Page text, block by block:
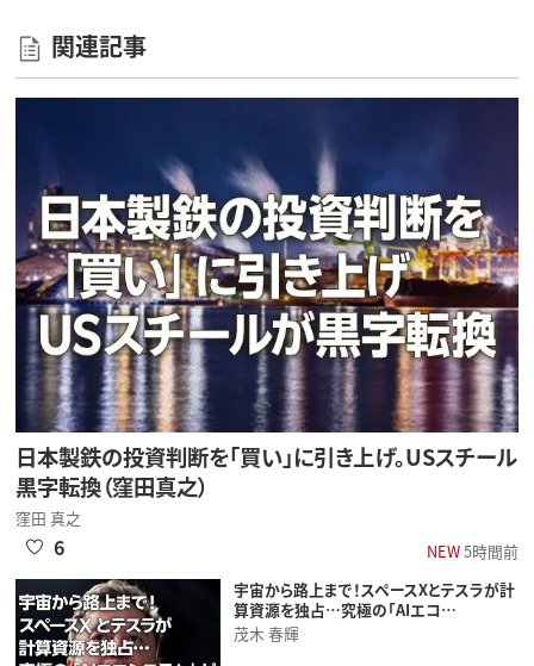
関連記事
日本製鉄の投資判断を「買い」に引き上げ。USスチール
黒字転換（窪田真之）
窪田 真之
NEW5時間前
6
宇宙から路上まで！スペースXとテスラが計
算資源を独占…究極の「AIエコ…
茂木 春輝